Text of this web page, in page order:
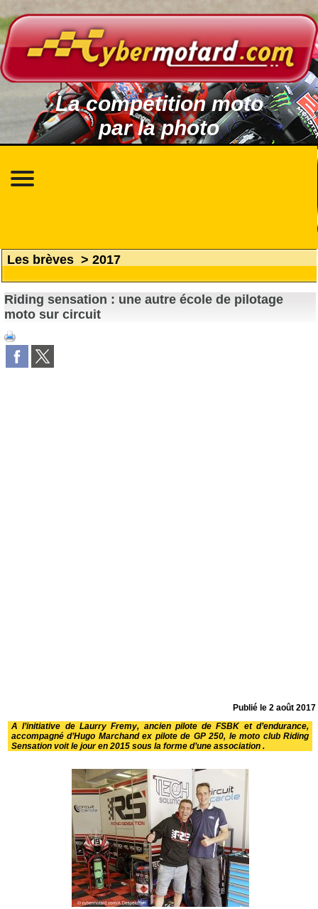
La compétition moto
par la photo
Les brèves > 2017
Riding sensation : une autre école de pilotage
moto sur circuit
Publié le2 août 2017
A l’initiative de Laurry Fremy, ancien pilote de FSBK et d’endurance,
accompagné d’Hugo Marchand ex pilote de GP 250, le moto club Riding
Sensation voit le jour en 2015 sous la forme d’une association .